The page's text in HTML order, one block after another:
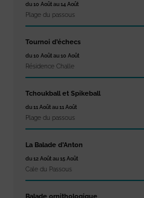
du 10 Août au 14 Août
Plage du passous
Tournoi d’échecs
du 10 Août au 10 Août
Résidence Challe
Tchoukball et Spikeball
du 11 Août au 11 Août
Plage du passous
La Balade d’Anton
du 12 Août au 15 Août
Cale du Passous